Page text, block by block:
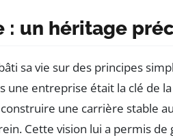
: un héritage
sa vie sur des principes
une entreprise était la clé de la
une carrière stable
Cette vision lui a permis de